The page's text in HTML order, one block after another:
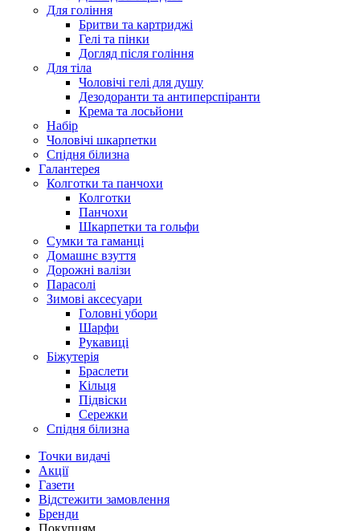
Для гоління
Бритви та картриджі
Гелі та пінки
Догляд після гоління
Для тіла
Чоловічі гелі для душу
Дезодоранти та антиперспіранти
Крема та лосьйони
Набір
Чоловічі шкарпетки
Спідня білизна
Галантерея
Колготки та панчохи
Колготки
Панчохи
Шкарпетки та гольфи
Сумки та гаманці
Домашнє взуття
Дорожні валізи
Парасолі
Зимові аксесуари
Головні убори
Шарфи
Рукавиці
Біжутерія
Браслети
Кільця
Підвіски
Сережки
Спідня білизна
Точки видачi
Акції
Газети
Відстежити замовлення
Бренди
Покупцям